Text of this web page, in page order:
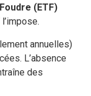
(ETF)
annuelles)
L’absence
des